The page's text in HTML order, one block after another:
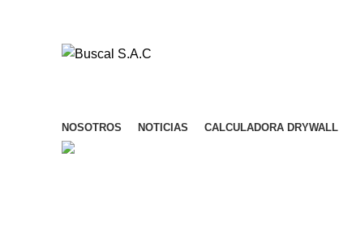
NOSOTROS NOTICIAS CALCULADORA DRYWALL